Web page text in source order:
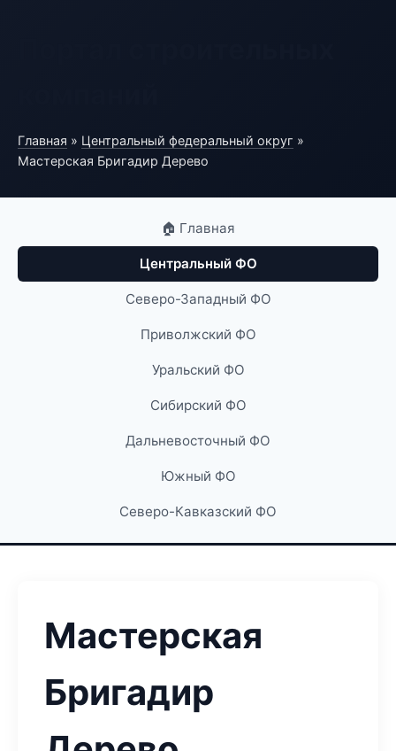
Главная » Центральный федеральный округ »
Мастерская Бригадир Дерево
🏠 Главная
Центральный ФО
Северо-Западный ФО
Приволжский ФО
Уральский ФО
Сибирский ФО
Дальневосточный ФО
Южный ФО
Северо-Кавказский ФО
Мастерская
Бригадир